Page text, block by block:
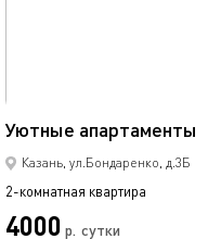
Уютные апартаменты
Казань, ул.Бондаренко, д.3Б
2-комнатная квартира
4000 р. сутки